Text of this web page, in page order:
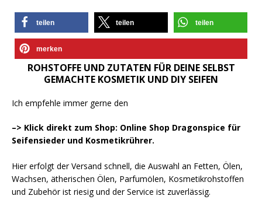
teilen teilen teilen
merken
ROHSTOFFE UND ZUTATEN FÜR DEINE SELBST
GEMACHTE KOSMETIK UND DIY SEIFEN
Ich empfehle immer gerne den
–> Klick direkt zum Shop: Online Shop Dragonspice für
Seifensieder und Kosmetikrührer.
Hier erfolgt der Versand schnell, die Auswahl an Fetten, Ölen,
Wachsen, ätherischen Ölen, Parfumölen, Kosmetikrohstoffen
und Zubehör ist riesig und der Service ist zuverlässig.